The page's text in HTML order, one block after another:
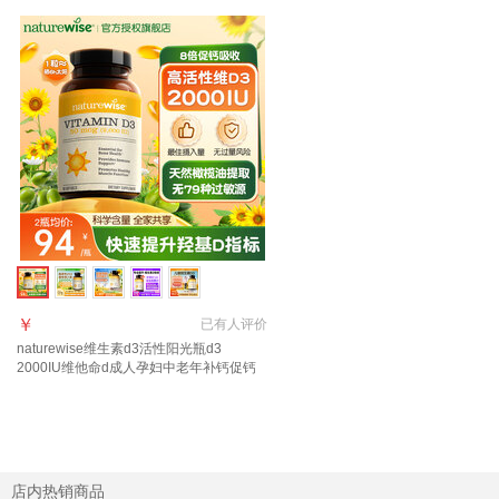
已有人评价
￥
naturewise维生素d3活性阳光瓶d3
2000IU维他命d成人孕妇中老年补钙促钙
店内热销商品